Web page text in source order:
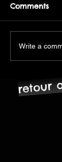
Comments
Write a
retour